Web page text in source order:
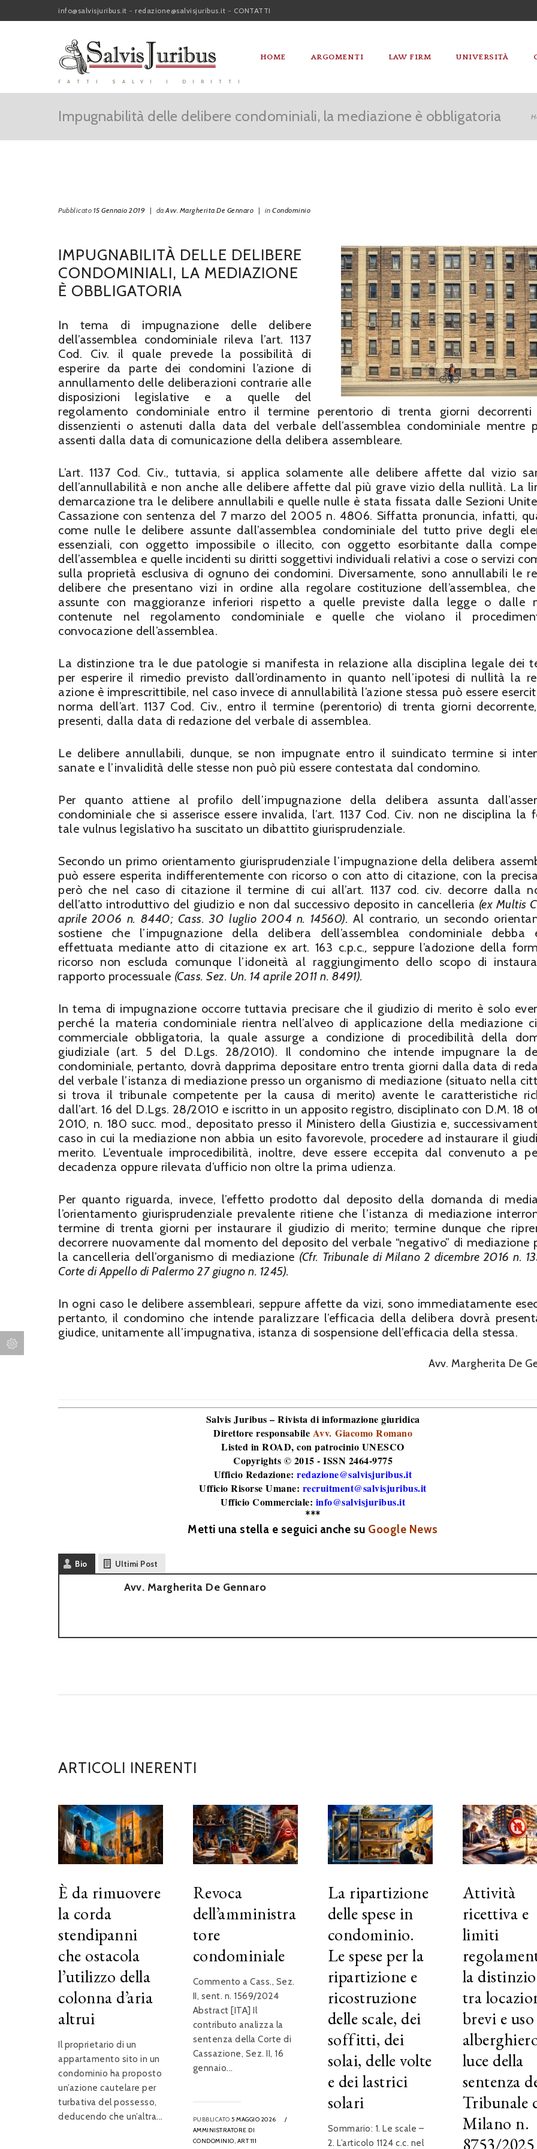
info@salvisjuribus.it - redazione@salvisjuribus.it - CONTATTI
FATTI SALVI I DIRITTI
HOME ARGOMENTI LAW FIRM UNIVERSITÀ
Impugnabilità delle delibere condominiali, la mediazione è obbligatoria
Pubblicato 15 Gennaio 2019 | daAvv. Margherita De Gennaro | in Condominio
IMPUGNABILITÀ DELLE DELIBERE
CONDOMINIALI, LA MEDIAZIONE
È OBBLIGATORIA
In tema di impugnazione delle delibere
dell’assemblea condominiale rileva l’art. 1137
Cod. Civ. il quale prevede la possibilità di
esperire da parte dei condomini l’azione di
annullamento delle deliberazioni contrarie alle
disposizioni legislative e a quelle del
regolamento condominiale entro il termine perentorio di trenta giorni
dissenzienti o astenuti dalla data del verbale dell’assemblea condominiale mentre
assenti dalla data di comunicazione della delibera assembleare.
L’art. 1137 Cod. Civ., tuttavia, si applica solamente alle delibere affette dal vizio
dell’annullabilità e non anche alle delibere affette dal più grave vizio della nullità. La
demarcazione tra le delibere annullabili e quelle nulle è stata fissata dalle Sezioni
Cassazione con sentenza del 7 marzo del 2005 n. 4806. Siffatta pronuncia, infatti,
come nulle le delibere assunte dall’assemblea condominiale del tutto prive degli
essenziali, con oggetto impossibile o illecito, con oggetto esorbitante dalla
dell’assemblea e quelle incidenti su diritti soggettivi individuali relativi a cose o servizi
sulla proprietà esclusiva di ognuno dei condomini. Diversamente, sono annullabili le
delibere che presentano vizi in ordine alla regolare costituzione dell’assemblea,
assunte con maggioranze inferiori rispetto a quelle previste dalla legge o dalle
contenute nel regolamento condominiale e quelle che violano il
convocazione dell’assemblea.
La distinzione tra le due patologie si manifesta in relazione alla disciplina legale dei
per esperire il rimedio previsto dall’ordinamento in quanto nell’ipotesi di nullità la
azione è imprescrittibile, nel caso invece di annullabilità l’azione stessa può essere
norma dell’art. 1137 Cod. Civ., entro il termine (perentorio) di trenta giorni
presenti, dalla data di redazione del verbale di assemblea.
Le delibere annullabili, dunque, se non impugnate entro il suindicato termine si
sanate e l’invalidità delle stesse non può più essere contestata dal condomino.
Per quanto attiene al profilo dell’impugnazione della delibera assunta
condominiale che si asserisce essere invalida, l’art. 1137 Cod. Civ. non ne disciplina la
tale vulnus legislativo ha suscitato un dibattito giurisprudenziale.
Secondo un primo orientamento giurisprudenziale l’impugnazione della delibera
può essere esperita indifferentemente con ricorso o con atto di citazione, con la
però che nel caso di citazione il termine di cui all’art. 1137 cod. civ. decorre dalla
dell’atto introduttivo del giudizio e non dal successivo deposito in cancelleria (ex Multis
aprile 2006 n. 8440; Cass. 30 luglio 2004 n. 14560).Al contrario, un secondo
sostiene che l’impugnazione della delibera dell’assemblea condominiale debba
effettuata mediante atto di citazione ex art. 163 c.p.c., seppure l’adozione della
ricorso non escluda comunque l’idoneità al raggiungimento dello scopo di
rapporto processuale (Cass. Sez. Un. 14 aprile 2011 n. 8491).
In tema di impugnazione occorre tuttavia precisare che il giudizio di merito è solo
perché la materia condominiale rientra nell’alveo di applicazione della mediazione
commerciale obbligatoria, la quale assurge a condizione di procedibilità della
giudiziale (art. 5 del D.Lgs. 28/2010). Il condomino che intende impugnare la
condominiale, pertanto, dovrà dapprima depositare entro trenta giorni dalla data di
del verbale l’istanza di mediazione presso un organismo di mediazione (situato nella
si trova il tribunale competente per la causa di merito) avente le caratteristiche
dall’art. 16 del D.Lgs. 28/2010 e iscritto in un apposito registro, disciplinato con D.M. 18
2010, n. 180 succ. mod., depositato presso il Ministero della Giustizia e,
caso in cui la mediazione non abbia un esito favorevole, procedere ad instaurare il
merito. L’eventuale improcedibilità, inoltre, deve essere eccepita dal convenuto a
decadenza oppure rilevata d’ufficio non oltre la prima udienza.
Per quanto riguarda, invece, l’effetto prodotto dal deposito della domanda di
l’orientamento giurisprudenziale prevalente ritiene che l’istanza di mediazione
termine di trenta giorni per instaurare il giudizio di merito; termine dunque che
decorrere nuovamente dal momento del deposito del verbale “negativo” di mediazione
la cancelleria dell’organismo di mediazione (Cfr. Tribunale di Milano 2 dicembre 2016 n.
Corte di Appello di Palermo 27 giugno n. 1245).
In ogni caso le delibere assembleari, seppure affette da vizi, sono immediatamente
pertanto, il condomino che intende paralizzare l’efficacia della delibera dovrà
giudice, unitamente all’impugnativa, istanza di sospensione dell’efficacia della stessa.
Avv. Margherita De
Salvis Juribus – Rivista di informazione giuridica
Direttore responsabile Avv. Giacomo Romano
Listed in ROAD, con patrocinio UNESCO
Copyrights © 2015 - ISSN 2464-9775
Ufficio Redazione: redazione@salvisjuribus.it
Ufficio Risorse Umane: recruitment@salvisjuribus.it
Ufficio Commerciale: info@salvisjuribus.it
***
Metti una stella e seguici anche su Google News
Bio Ultimi Post
Avv. Margherita De Gennaro
ARTICOLI INERENTI
È da rimuovere
la corda
stendipanni
che ostacola
l’utilizzo della
colonna d’aria
altrui
Il proprietario di un
appartamento sito in un
condominio ha proposto
un’azione cautelare per
turbativa del possesso,
deducendo che un’altra...
Revoca
dell’amministra
tore
condominiale
Commento a Cass., Sez.
II, sent. n. 1569/2024
Abstract [ITA] Il
contributo analizza la
sentenza della Corte di
Cassazione, Sez. II, 16
gennaio...
PUBBLICATO5 MAGGIO 2026
/
AMMINISTRATORE DI
CONDOMINIO, ART 111
La ripartizione
delle spese in
condominio.
Le spese per la
ripartizione e
ricostruzione
delle scale, dei
soffitti, dei
solai, delle volte
e dei lastrici
solari
Sommario: 1. Le scale –
2. L’articolo 1124 c.c. nel
Attività
ricettiva e
limiti
la
tra
brevi e uso
luce della
sentenza
Tribunale
Milano n.
8753/2025